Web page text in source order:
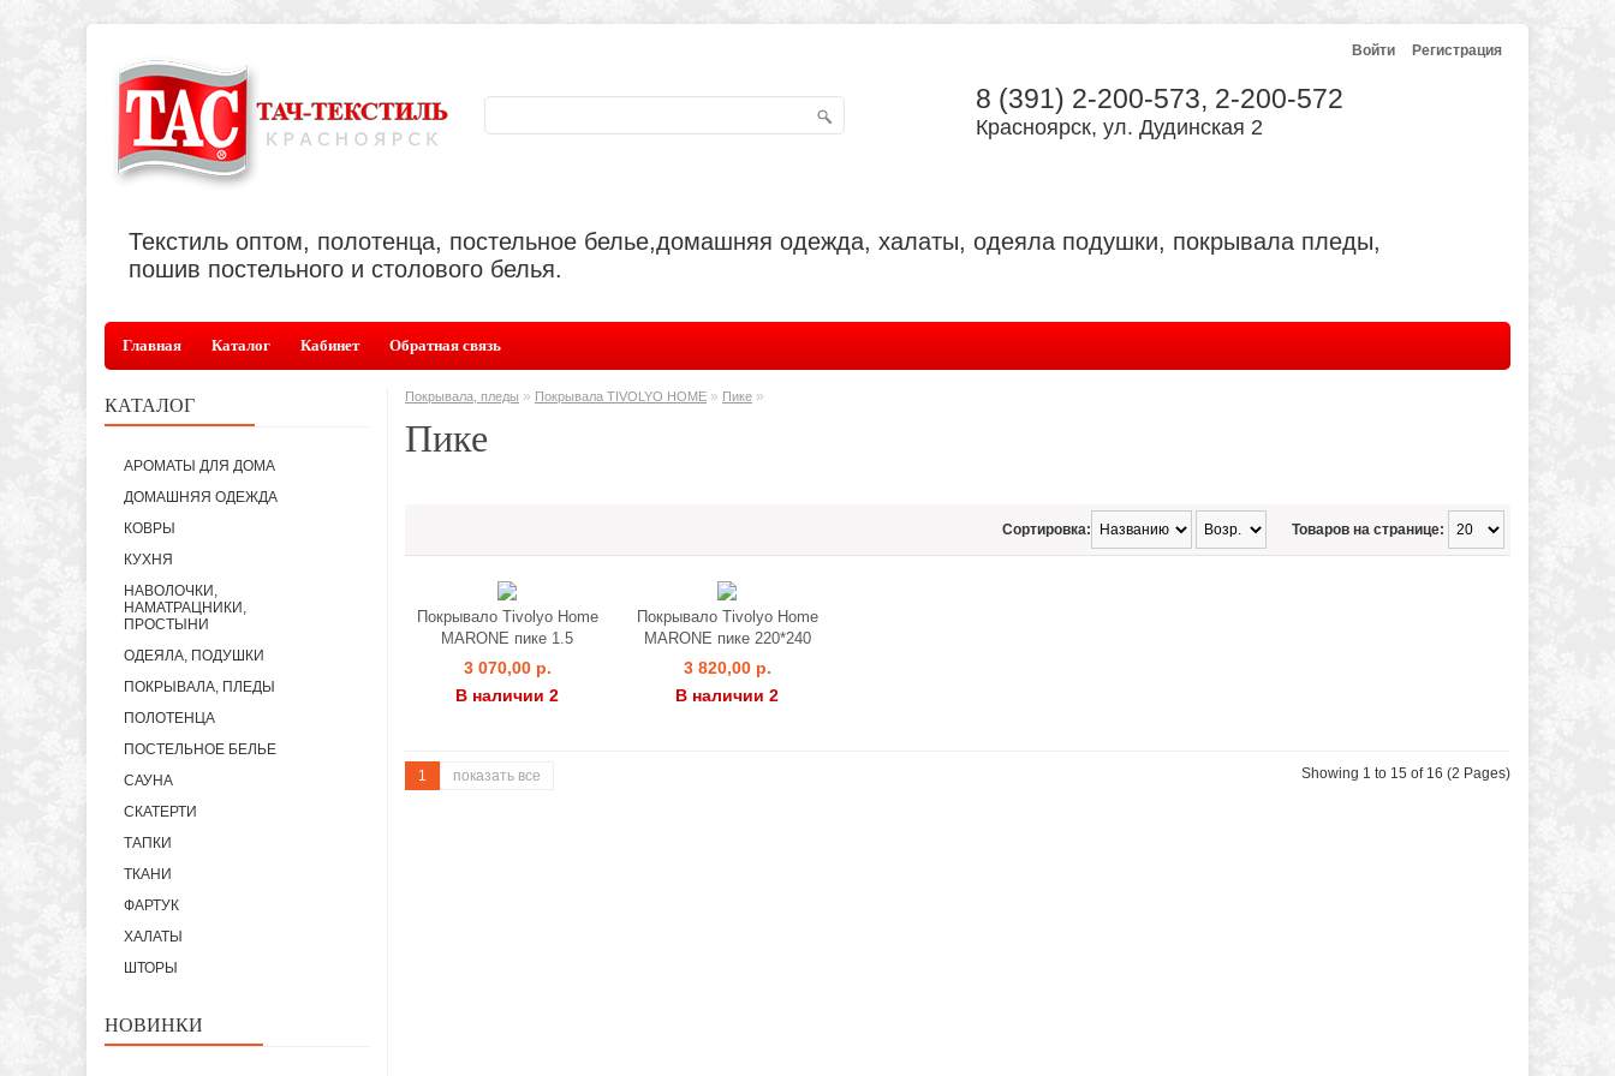
Войти Регистрация
8 (391) 2-200-573, 2-200-572
Красноярск, ул. Дудинская 2
Текстиль оптом, полотенца, постельное белье,домашняя одежда, халаты, одеяла подушки, покрывала пледы,
пошив постельного и столового белья.
Главная Каталог Кабинет Обратная связь
КАТАЛОГ
АРОМАТЫ ДЛЯ ДОМА
ДОМАШНЯЯ ОДЕЖДА
КОВРЫ
КУХНЯ
НАВОЛОЧКИ,
НАМАТРАЦНИКИ,
ПРОСТЫНИ
ОДЕЯЛА, ПОДУШКИ
ПОКРЫВАЛА, ПЛЕДЫ
ПОЛОТЕНЦА
ПОСТЕЛЬНОЕ БЕЛЬЕ
САУНА
СКАТЕРТИ
ТАПКИ
ТКАНИ
ФАРТУК
ХАЛАТЫ
ШТОРЫ
НОВИНКИ
Покрывала, пледы » Покрывала TIVOLYO HOME » Пике »
Пике
Товаров на странице:
Сортировка:
Покрывало Tivolyo Home
MARONE пике 1.5
3 070,00 р.
В наличии 2
Покрывало Tivolyo Home
MARONE пике 220*240
3 820,00 р.
В наличии 2
1 показать все Showing 1 to 15 of 16 (2 Pages)